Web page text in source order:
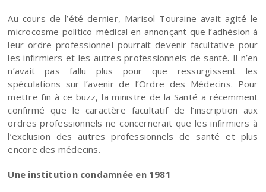
Au cours de l’été dernier, Marisol Touraine avait agité le
microcosme politico-médical en annonçant que l’adhésion à
leur ordre professionnel pourrait devenir facultative pour
les infirmiers et les autres professionnels de santé. Il n’en
n’avait pas fallu plus pour que ressurgissent les
spéculations sur l’avenir de l’Ordre des Médecins. Pour
mettre fin à ce buzz, la ministre de la Santé a récemment
confirmé que le caractère facultatif de l’inscription aux
ordres professionnels ne concernerait que les infirmiers à
l’exclusion des autres professionnels de santé et plus
encore des médecins.
Une institution condamnée en 1981